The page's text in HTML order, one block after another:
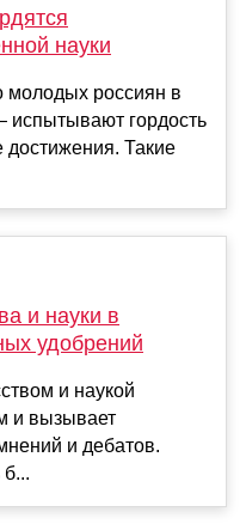
науки
россиян в
испытывают гордость
достижения. Такие
и науки в
удобрений
и наукой
и вызывает
и дебатов.
б...